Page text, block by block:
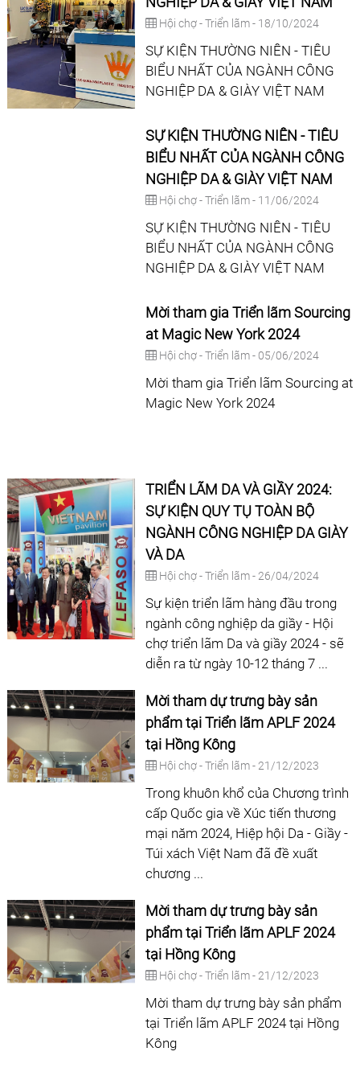
Hội chợ - Triển lãm - 18/10/2024
SỰ KIỆN THƯỜNG NIÊN - TIÊU
BIỂU NHẤT CỦA NGÀNH CÔNG
NGHIỆP DA & GIÀY VIỆT NAM
SỰ KIỆN THƯỜNG NIÊN - TIÊU
BIỂU NHẤT CỦA NGÀNH CÔNG
NGHIỆP DA & GIÀY VIỆT NAM
Hội chợ - Triển lãm - 11/06/2024
SỰ KIỆN THƯỜNG NIÊN - TIÊU
BIỂU NHẤT CỦA NGÀNH CÔNG
NGHIỆP DA & GIÀY VIỆT NAM
Mời tham gia Triển lãm Sourcing
at Magic New York 2024
Hội chợ - Triển lãm - 05/06/2024
Mời tham gia Triển lãm Sourcing at
Magic New York 2024
TRIỂN LÃM DA VÀ GIẦY 2024:
SỰ KIỆN QUY TỤ TOÀN BỘ
NGÀNH CÔNG NGHIỆP DA GIÀY
VÀ DA
Hội chợ - Triển lãm - 26/04/2024
Sự kiện triển lãm hàng đầu trong
ngành công nghiệp da giầy - Hội
chợ triển lãm Da và giầy 2024 - sẽ
diễn ra từ ngày 10-12 tháng 7 ...
Mời tham dự trưng bày sản
phẩm tại Triển lãm APLF 2024
tại Hồng Kông
Hội chợ - Triển lãm - 21/12/2023
Trong khuôn khổ của Chương trình
cấp Quốc gia về Xúc tiến thương
mại năm 2024, Hiệp hội Da - Giầy -
Túi xách Việt Nam đã đề xuất
chương ...
Mời tham dự trưng bày sản
phẩm tại Triển lãm APLF 2024
tại Hồng Kông
Hội chợ - Triển lãm - 21/12/2023
Mời tham dự trưng bày sản phẩm
tại Triển lãm APLF 2024 tại Hồng
Kông